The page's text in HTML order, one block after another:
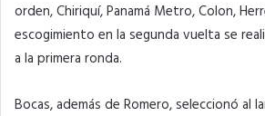
orden, Chiriquí, Panamá Metro, Colon,
escogimiento en la segunda vuelta se
a la primera ronda.
Bocas, además de Romero, seleccionó al